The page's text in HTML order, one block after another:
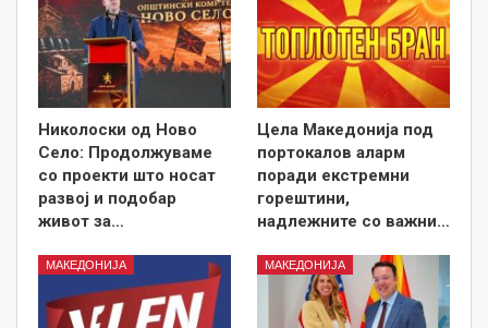
Николоски од Ново
Село: Продолжуваме
со проекти што носат
развој и подобар
живот за…
Цела Македонија под
портокалов аларм
поради екстремни
горештини,
надлежните со важни…
МАКЕДОНИЈА МАКЕДОНИЈА